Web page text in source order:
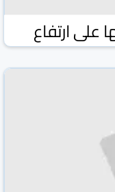
على ارتفاع